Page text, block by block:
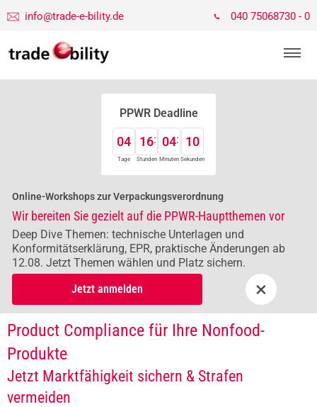
info@trade-e-bility.de 040 75068730 - 0
PPWR Deadline
04
Tage
16
Stunden
04
Minuten
10
Sekunden
Online-Workshops zur Verpackungsverordnung
Wir bereiten Sie gezielt auf die PPWR-Hauptthemen vor
Deep Dive Themen: technische Unterlagen und
Konformitätserklärung, EPR, praktische Änderungen ab
12.08. Jetzt Themen wählen und Platz sichern.
Jetzt anmelden
×
Product Compliance für Ihre Nonfood-
Produkte
Jetzt Marktfähigkeit sichern & Strafen
vermeiden